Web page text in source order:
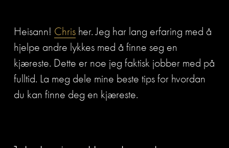
Heisann! Chris her. Jeg har lang erfaring med å
hjelpe andre lykkes med å finne seg en
kjæreste. Dette er noe jeg faktisk jobber med på
fulltid. La meg dele mine beste tips for hvordan
du kan finne deg en kjæreste.